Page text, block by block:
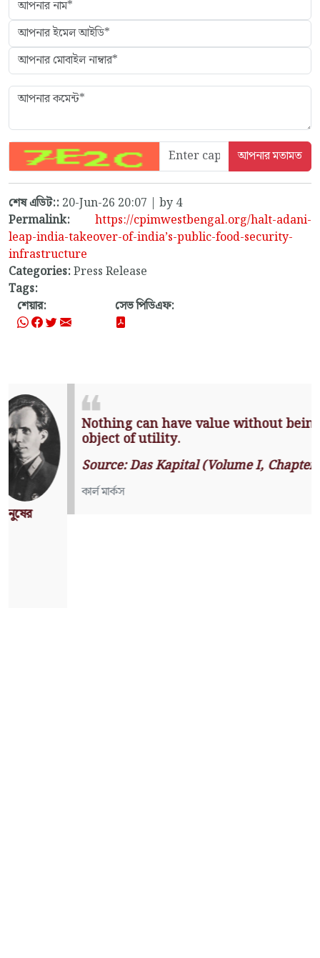
শেষ এডিট:: 20-Jun-26 20:07 | by 4
Permalink:
https://cpimwestbengal.org/halt-adani-
leap-india-takeover-of-india’s-public-food-security-
infrastructure
Categories:Press Release
Tags:
শেয়ার:
সেভ পিডিএফ:
Nothing can have value without
being an object of utility.
Source: Das Kapital (Volume I,
Chapter 1)
কার্ল মার্কস